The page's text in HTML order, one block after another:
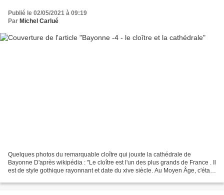
Publié le 02/05/2021 à 09:19
Par Michel Carlué
Quelques photos du remarquable cloître qui jouxte la cathédrale de
Bayonne D'après wikipédia : "Le cloître est l'un des plus grands de France . Il
est de style gothique rayonnant et date du xive siècle. Au Moyen Âge, c'était